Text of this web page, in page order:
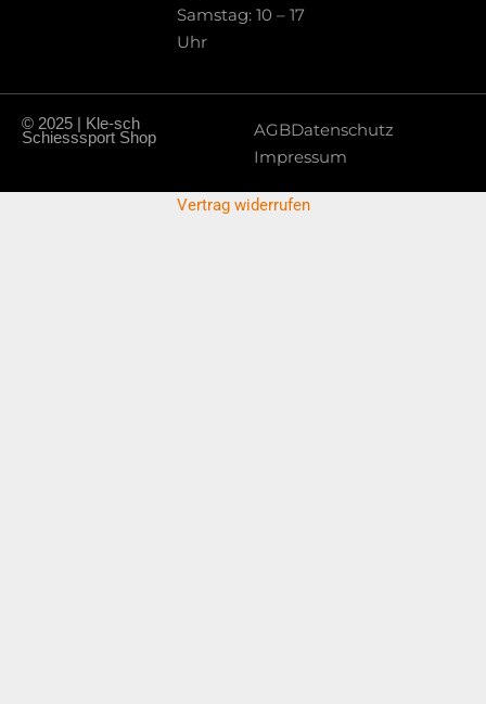
Samstag: 10 – 17
Uhr
© 2025 | Kle-sch
Schiesssport Shop AGBDatenschutz
Impressum
Vertrag widerrufen